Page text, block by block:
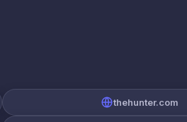
thehunter.com